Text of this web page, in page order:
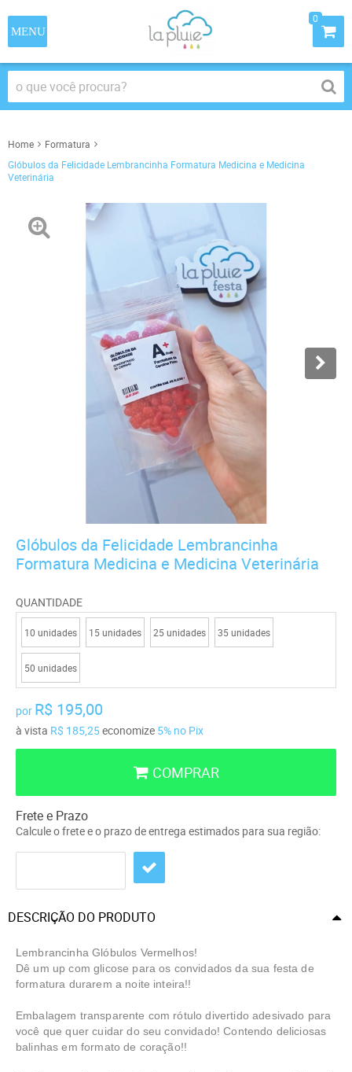
0
Home
Formatura
Glóbulos da Felicidade Lembrancinha Formatura Medicina e Medicina
Veterinária
Glóbulos da Felicidade Lembrancinha
Formatura Medicina e Medicina Veterinária
QUANTIDADE
10 unidades 15 unidades 25 unidades 35 unidades
50 unidades
por R$ 195,00
à vista R$ 185,25economize 5% no Pix
COMPRAR
Frete e Prazo
Calcule o frete e o prazo de entrega estimados para sua região:
DESCRIÇÃO DO PRODUTO
Lembrancinha Glóbulos Vermelhos!
Dê um up com glicose para os convidados da sua festa de
formatura durarem a noite inteira!!
Embalagem transparente com rótulo divertido adesivado para
você que quer cuidar do seu convidado! Contendo deliciosas
balinhas em formato de coração!!